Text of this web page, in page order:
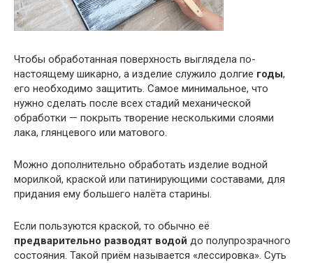
Чтобы обработанная поверхность выглядела по-
настоящему шикарно, а изделие служило долгие годы,
его необходимо защитить. Самое минимальное, что
нужно сделать после всех стадий механической
обработки — покрыть творение несколькими слоями
лака, глянцевого или матового.
Можно дополнительно обработать изделие водной
морилкой, краской или патинирующими составами, для
придания ему большего налёта старины.
Если пользуются краской, то обычно её
предварительно разводят водой до полупрозрачного
состояния. Такой приём называется «лессировка». Суть